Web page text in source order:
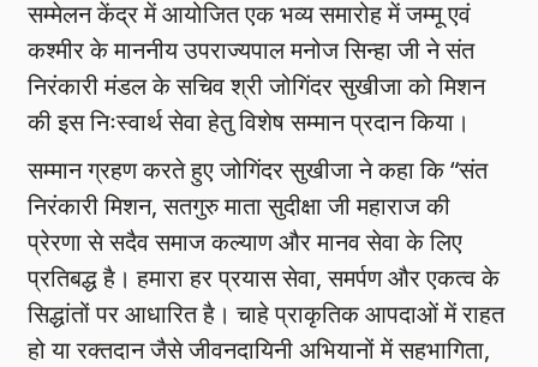
सम्मेलन केंद्र में आयोजित एक भव्य समारोह में जम्मू एवं
कश्मीर के माननीय उपराज्यपाल मनोज सिन्हा जी ने संत
निरंकारी मंडल के सचिव श्री जोगिंदर सुखीजा को मिशन
की इस निःस्वार्थ सेवा हेतु विशेष सम्मान प्रदान किया।
सम्मान ग्रहण करते हुए जोगिंदर सुखीजा ने कहा कि “संत
निरंकारी मिशन, सतगुरु माता सुदीक्षा जी महाराज की
प्रेरणा से सदैव समाज कल्याण और मानव सेवा के लिए
प्रतिबद्ध है। हमारा हर प्रयास सेवा, समर्पण और एकत्व के
सिद्धांतों पर आधारित है। चाहे प्राकृतिक आपदाओं में राहत
हो या रक्तदान जैसे जीवनदायिनी अभियानों में सहभागिता,